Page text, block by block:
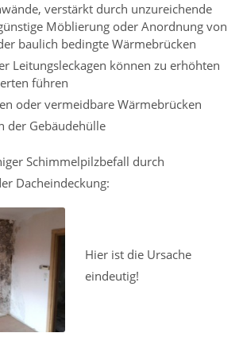
verstärkt durch unzureichende
Möblierung oder Anordnung von
baulich bedingte Wärmebrücken
Leitungsleckagen können zu erhöhten
führen
oder vermeidbare Wärmebrücken
der Gebäudehülle
Schimmelpilzbefall durch
Dacheindeckung:
Hier ist die Ursache
eindeutig!